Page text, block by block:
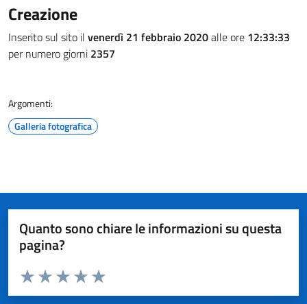
Creazione
Inserito sul sito il venerdì 21 febbraio 2020alle ore 12:33:33
per numero giorni 2357
Argomenti:
Galleria fotografica
Quanto sono chiare le informazioni su questa
pagina?
Valuta da 1 a 5 stelle la pagina
Valuta 5 stelle su 5
Valuta 4 stelle su 5
Valuta 3 stelle su 5
Valuta 2 stelle su 5
Valuta 1 stelle su 5